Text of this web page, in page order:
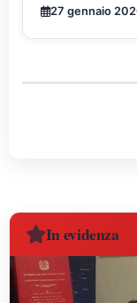
radio.
27 gennaio
In evidenza